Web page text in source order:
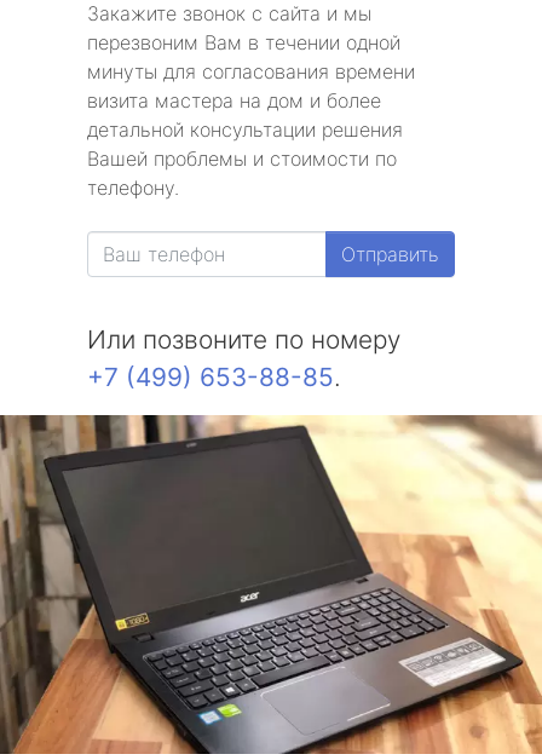
Закажите звонок с сайта и мы
перезвоним Вам в течении одной
минуты для согласования времени
визита мастера на дом и более
детальной консультации решения
Вашей проблемы и стоимости по
телефону.
Отправить
Или позвоните по номеру
+7 (499) 653-88-85.